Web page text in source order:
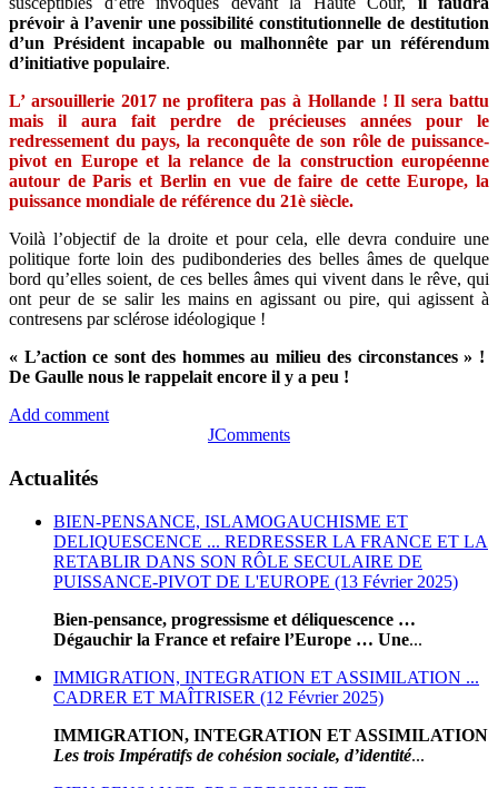
prévoir à l’avenir une possibilité constitutionnelle de destitution
d’un Président incapable ou malhonnête par un référendum
d’initiative populaire.
L’ arsouillerie 2017 ne profitera pas à Hollande ! Il sera battu
mais il aura fait perdre de précieuses années pour le
redressement du pays, la reconquête de son rôle de puissance-
pivot en Europe et la relance de la construction européenne
autour de Paris et Berlin en vue de faire de cette Europe, la
puissance mondiale de référence du 21è siècle.
Voilà l’objectif de la droite et pour cela, elle devra conduire une
politique forte loin des pudibonderies des belles âmes de quelque
bord qu’elles soient, de ces belles âmes qui vivent dans le rêve, qui
ont peur de se salir les mains en agissant ou pire, qui agissent à
contresens par sclérose idéologique !
« L’action ce sont des hommes au milieu des circonstances » !
De Gaulle nous le rappelait encore il y a peu !
Add comment
JComments
Actualités
BIEN-PENSANCE, ISLAMOGAUCHISME ET
DELIQUESCENCE ... REDRESSER LA FRANCE ET LA
RETABLIR DANS SON RÔLE SECULAIRE DE
PUISSANCE-PIVOT DE L'EUROPE (13 Février 2025)
Bien-pensance, progressisme et déliquescence …
Dégauchir la France et refaire l’Europe … Une...
IMMIGRATION, INTEGRATION ET ASSIMILATION ...
CADRER ET MAÎTRISER (12 Février 2025)
IMMIGRATION, INTEGRATION ET ASSIMILATION
Les trois Impératifs de cohésion sociale, d’identité...